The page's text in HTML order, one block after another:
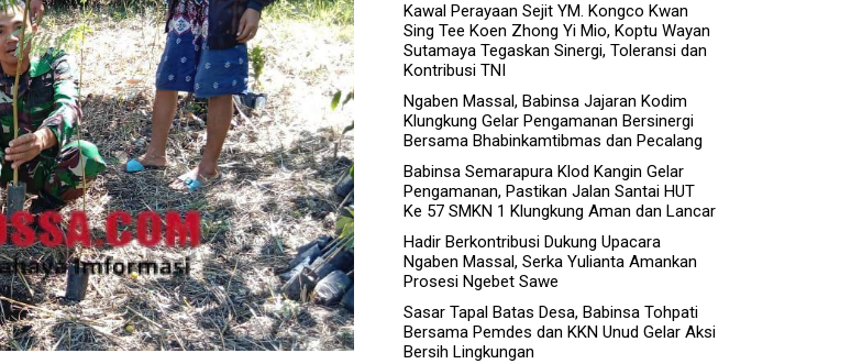
Kawal Perayaan Sejit YM. Kongco Kwan
Sing Tee Koen Zhong Yi Mio, Koptu Wayan
Sutamaya Tegaskan Sinergi, Toleransi dan
Kontribusi TNI
Ngaben Massal, Babinsa Jajaran Kodim
Klungkung Gelar Pengamanan Bersinergi
Bersama Bhabinkamtibmas dan Pecalang
Babinsa Semarapura Klod Kangin Gelar
Pengamanan, Pastikan Jalan Santai HUT
Ke 57 SMKN 1 Klungkung Aman dan Lancar
Hadir Berkontribusi Dukung Upacara
Ngaben Massal, Serka Yulianta Amankan
Prosesi Ngebet Sawe
Sasar Tapal Batas Desa, Babinsa Tohpati
Bersama Pemdes dan KKN Unud Gelar Aksi
Bersih Lingkungan